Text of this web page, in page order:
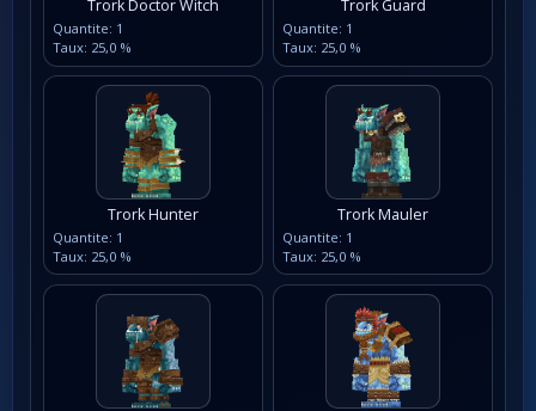
Trork Doctor Witch
Quantite: 1
Taux: 25,0 %
Trork Guard
Quantite: 1
Taux: 25,0 %
Trork Hunter
Quantite: 1
Taux: 25,0 %
Trork Mauler
Quantite: 1
Taux: 25,0 %